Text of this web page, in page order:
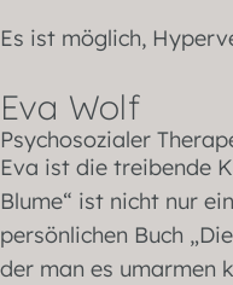
Es ist möglich,
Eva Wolf
Psychosozialer
Eva ist die treibende
Blume“ ist nicht nur
persönlichen Buch
der man es umarmen